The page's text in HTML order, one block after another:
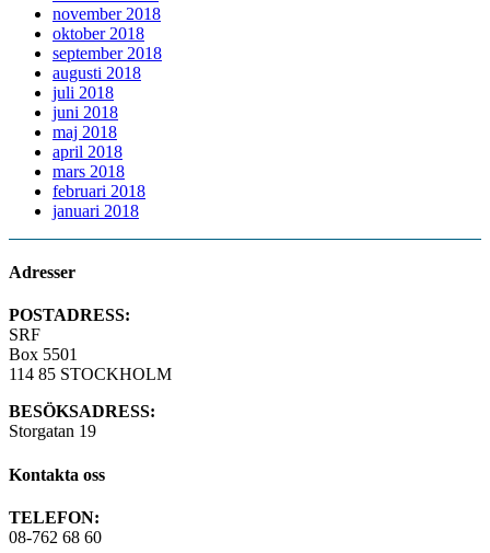
november 2018
oktober 2018
september 2018
augusti 2018
juli 2018
juni 2018
maj 2018
april 2018
mars 2018
februari 2018
januari 2018
Adresser
POSTADRESS:
SRF
Box 5501
114 85 STOCKHOLM
BESÖKSADRESS:
Storgatan 19
Kontakta oss
TELEFON:
08-762 68 60